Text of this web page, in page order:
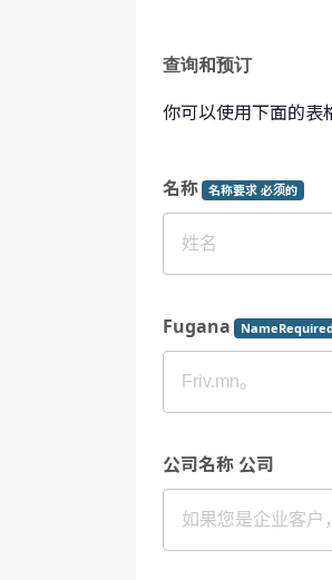
查询和预订
你可以使用下面的表
名称 名称要求 必须的
Fugana
公司名称 公司